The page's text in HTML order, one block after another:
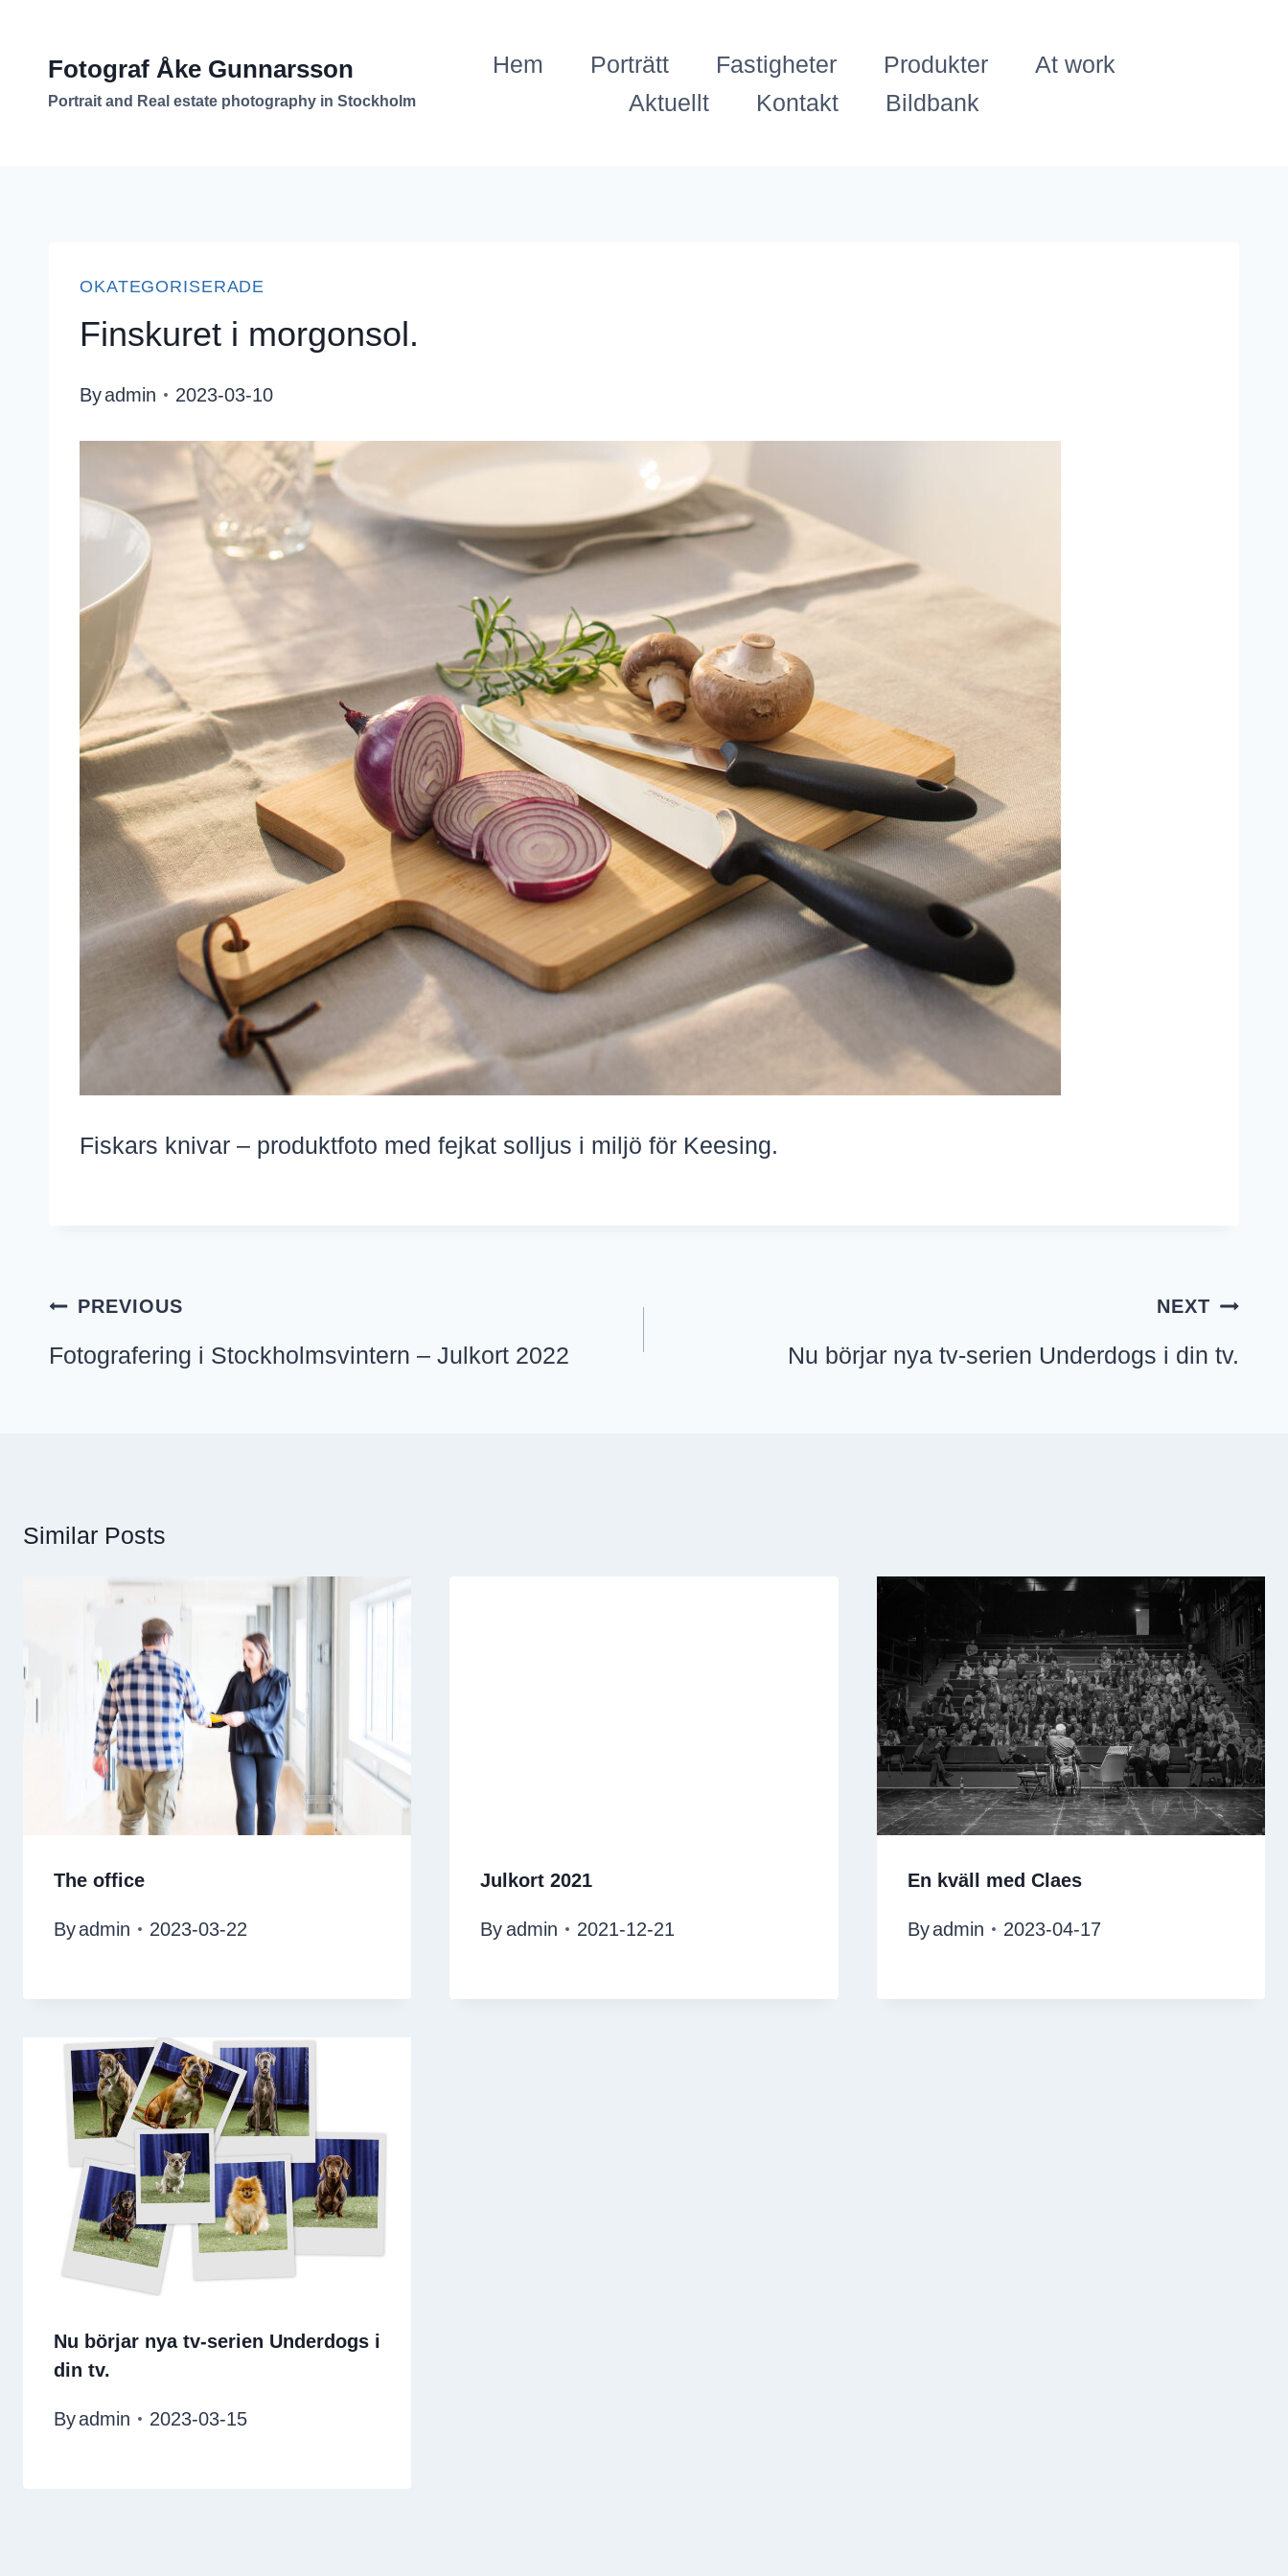
content
Fotograf Åke Gunnarsson
Portrait and Real estate photography in Stockholm
Hem Porträtt Fastigheter Produkter
At work
Aktuellt
Kontakt Bildbank
OKATEGORISERADE
Finskuret i morgonsol.
Byadmin 2023-03-10
Fiskars knivar – produktfoto med fejkat solljus i miljö för Keesing.
Inläggsnavigering
PREVIOUS
Fotografering i Stockholmsvintern – Julkort 2022
NEXT
Nu börjar nya tv-serien Underdogs i din tv.
Similar Posts
The office
Byadmin 2023-03-22
Julkort 2021
Byadmin 2021-12-21
En kväll med Claes
Byadmin 2023-04-17
Nu börjar nya tv-serien Underdogs i
din tv.
Byadmin 2023-03-15